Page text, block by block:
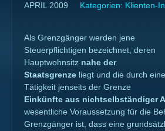
APRIL 2009 Kategorien: Klienten-
Als Grenzgänger werden jene
Steuerpflichtigen bezeichnet, deren
Hauptwohnsitz nahe der
Staatsgrenze liegt und die durch eine
Tätigkeit jenseits der Grenze
Einkünfte aus nichtselbständiger
wesentliche Voraussetzung für die
Grenzgänger ist, dass eine